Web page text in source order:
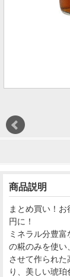
商品説明
まとめ買い！
円に！
ミネラル分豊
の糀のみを使い
させて作られ
り、美しい琥珀